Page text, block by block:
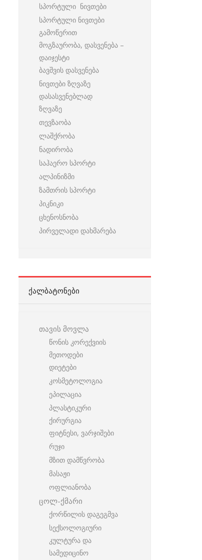
სპორტული ნივთები
სპორტული ნივთები
გამოწერით
მოგზაურობა, დასვენება –
დაიჯესტი
ბავშვის დასვენება
ნივთები ზღვაზე
დასასვენებლად
ზღვაზე
თევზაობა
ლაშქრობა
ნადირობა
საჰაერო სპორტი
ალპინიზმი
ზამთრის სპორტი
პიკნიკი
ცხენოსნობა
პირველადი დახმარება
ᲥᲐᲚᲑᲐᲢᲝᲜᲔᲑᲘ
თავის მოვლა
წონის კორექვიის
მეთოდები
დიეტები
კოსმეტოლოგია
ეპილაცია
პლასტიკური
ქირურგია
ფიტნესი, ვარჯიშები
რუჯი
მზით დამწვრობა
მასაჟი
ოფლიანობა
ცოლ-ქმარი
ქორწილის დაგეგმვა
სექსოლოგიური
კულტურა და
სამედიცინო